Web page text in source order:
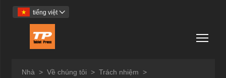
tiếng việt 
Nhà > Về chúng tôi > Trách nhiệm >